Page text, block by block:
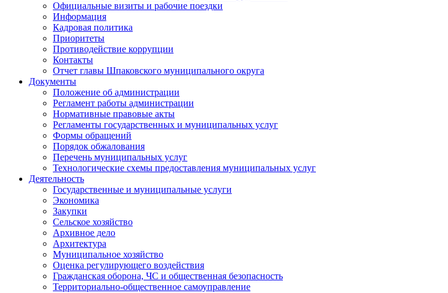
Официальные визиты и рабочие поездки
Информация
Кадровая политика
Приоритеты
Противодействие коррупции
Контакты
Отчет главы Шпаковского муниципального округа
Документы
Положение об администрации
Регламент работы администрации
Нормативные правовые акты
Регламенты государственных и муниципальных услуг
Формы обращений
Порядок обжалования
Перечень муниципальных услуг
Технологические схемы предоставления муниципальных услуг
Деятельность
Государственные и муниципальные услуги
Экономика
Закупки
Сельское хозяйство
Архивное дело
Архитектура
Муниципальное хозяйство
Оценка регулирующего воздействия
Гражданская оборона, ЧС и общественная безопасность
Территориально-общественное самоуправление